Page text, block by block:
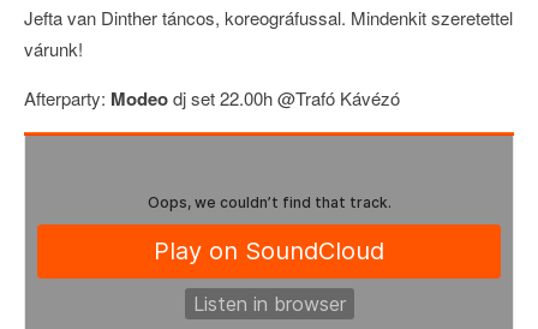
Jefta van Dinther táncos, koreográfussal. Mindenkit szeretettel
várunk!
Afterparty: Modeodj set 22.00h @Trafó Kávézó